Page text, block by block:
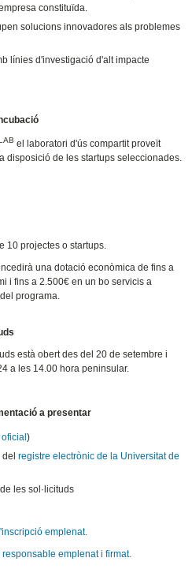
constituïda.
solucions innovadores als problemes
línies d'investigació d'alt impacte
el laboratori d'ús compartit proveït
disposició de les startups seleccionades.
10 projectes o startups.
una dotació econòmica de fins a
i fins a 2.500€ en un bo servicis a
programa.
està obert des del 20 de setembre i
a les 14.00 hora peninsular.
a presentar
oficial)
registre electrònic de la Universitat de
les sol·licituds
emplenat.
emplenat i firmat.